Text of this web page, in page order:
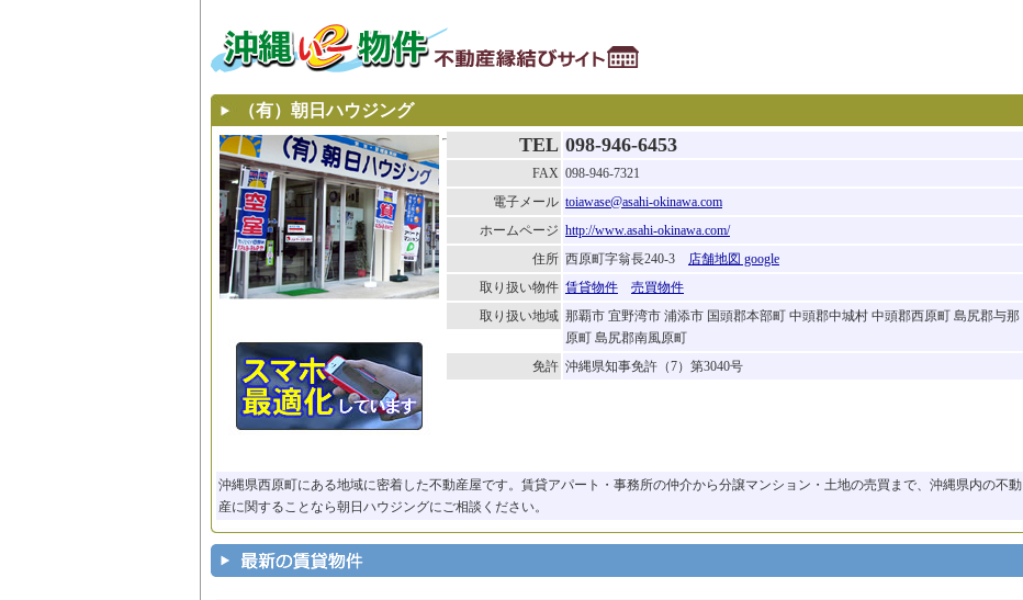
（有）朝日ハウジング
TEL 098-946-6453
FAX 098-946-7321
電子メール toiawase@asahi-okinawa.com
ホームページ http://www.asahi-okinawa.com/
住所 西原町字翁長240-3 店舗地図 google
取り扱い物件 賃貸物件
売買物件
取り扱い地域 那覇市 宜野湾市 浦添市 国頭郡本部町 中頭郡中城村 中頭郡西原町 島尻郡与那
原町 島尻郡南風原町
免許 沖縄県知事免許（7）第3040号
沖縄県西原町にある地域に密着した不動産屋です。賃貸アパート・事務所の仲介から分譲マンション・土地の売買まで、沖縄県内の不動
産に関することなら朝日ハウジングにご相談ください。